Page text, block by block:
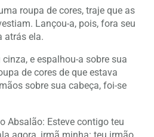
roupa de cores, traje que as
Lançou-a, pois, fora seu
atrás ela.
e espalhou-a sobre sua
de cores de que estava
sobre sua cabeça, foi-se
Absalão: Esteve contigo teu
agora, irmã minha: teu irmão